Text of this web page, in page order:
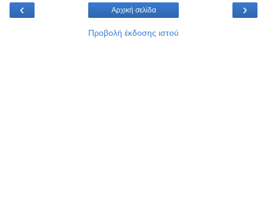
‹ ›
Αρχική σελίδα
Προβολή έκδοσης ιστού